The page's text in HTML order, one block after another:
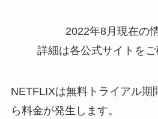
2022年8月現在の
詳細は各公式サイトをご
NETFLIXは無料トライアル期
ら料金が発生します。